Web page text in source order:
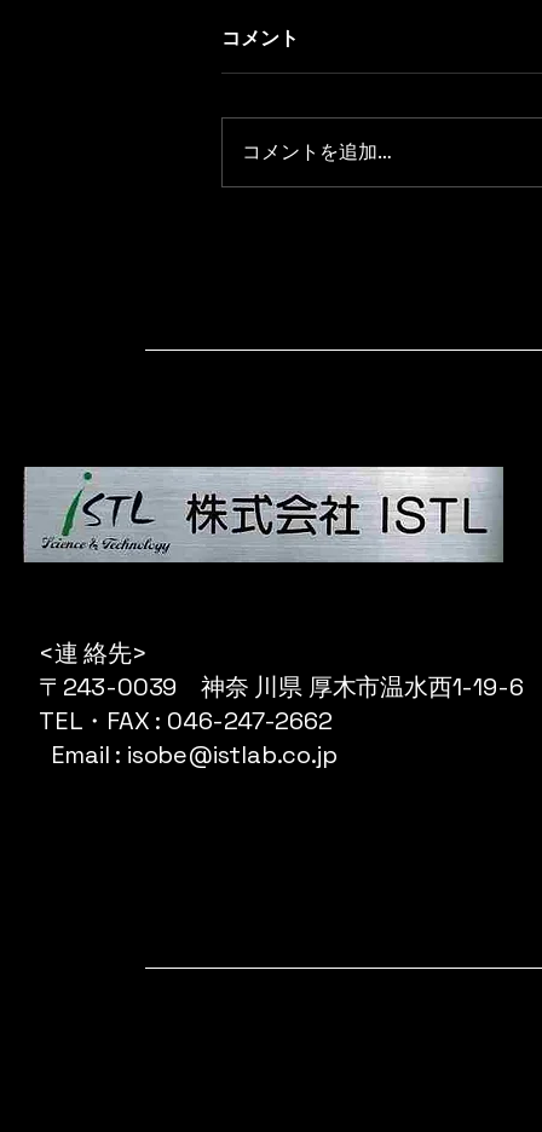
コメント
コメントを追加…
<連 絡先>
〒243-0039 神奈 川県 厚木市温水西1-19-6
TEL・FAX : 046-247-2662
Email : isobe@istlab.co.jp